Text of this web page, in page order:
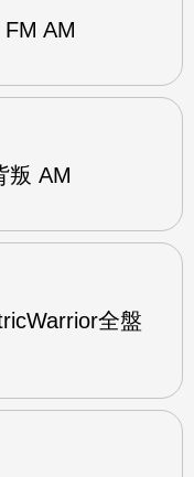
AM
叛 AM
全盤